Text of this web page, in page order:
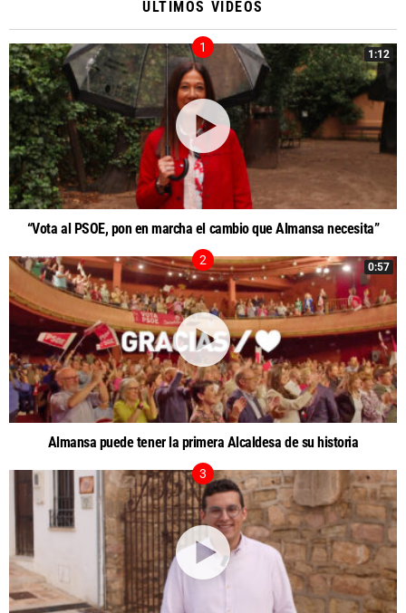
ÚLTIMOS VIDEOS
1:12
“Vota al PSOE, pon en marcha el cambio que Almansa necesita”
0:57
Almansa puede tener la primera Alcaldesa de su historia